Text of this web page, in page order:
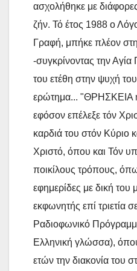
ασχολήθηκε με
ζήν. Τό έτος 1988 ο
Γραφή, μπήκε πλέον
-συγκρίνοντας την
του ετέθη στην ψυχή
ερώτημα... "ΘΡΗΣΚΕΙΑ
εφόσον επέλεξε τόν
καρδιά του στόν Κύριο
Χριστό, όπου και Τόν
ποικίλους τρόπους,
εφημερίδες με δική του
εκφωνητής επί τριετία
Ραδιοφωνικό
Ελληνική γλώσσα), όπου
ετών την διακονία του